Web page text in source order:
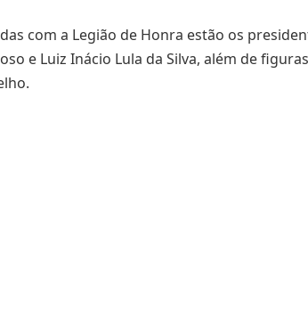
com a Legião de Honra estão os
e Luiz Inácio Lula da Silva, além de figuras